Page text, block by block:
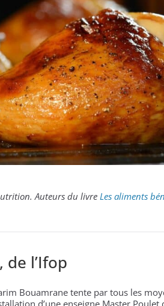
Auteurs du livre Les aliments
de l’Ifop
Bouamrane tente par tous les